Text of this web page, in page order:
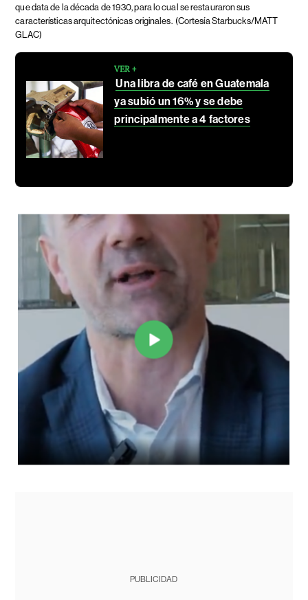
que data de la década de 1930, para lo cual se restauraron sus
características arquitectónicas originales. (Cortesía Starbucks/MATT
GLAC)
VER +
Una libra de café en Guatemala
ya subió un 16% y se debe
principalmente a 4 factores
PUBLICIDAD